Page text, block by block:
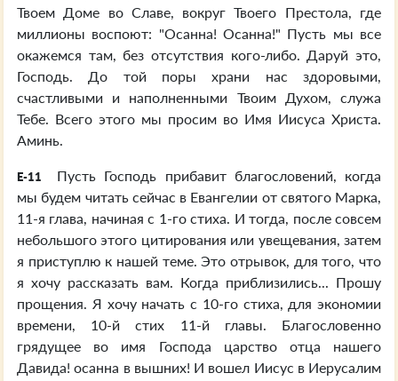
Твоем Доме во Славе, вокруг Твоего Престола, где
миллионы воспоют: "Осанна! Осанна!" Пусть мы все
окажемся там, без отсутствия кого-либо. Даруй это,
Господь. До той поры храни нас здоровыми,
счастливыми и наполненными Твоим Духом, служа
Тебе. Всего этого мы просим во Имя Иисуса Христа.
Аминь.
E-11
Пусть Господь прибавит благословений, когда
мы будем читать сейчас в Евангелии от святого Марка,
11-я глава, начиная с 1-го стиха. И тогда, после совсем
небольшого этого цитирования или увещевания, затем
я приступлю к нашей теме. Это отрывок, для того, что
я хочу рассказать вам. Когда приблизились... Прошу
прощения. Я хочу начать с 10-го стиха, для экономии
времени, 10-й стих 11-й главы. Благословенно
грядущее во имя Господа царство отца нашего
Давида! осанна в вышних! И вошел Иисус в Иерусалим